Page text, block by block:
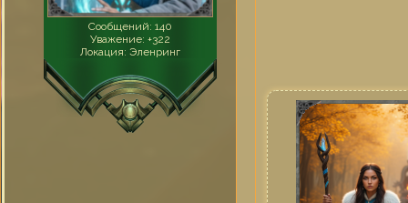
Сообщений: 140
Уважение: +322
Локация: Эленринг